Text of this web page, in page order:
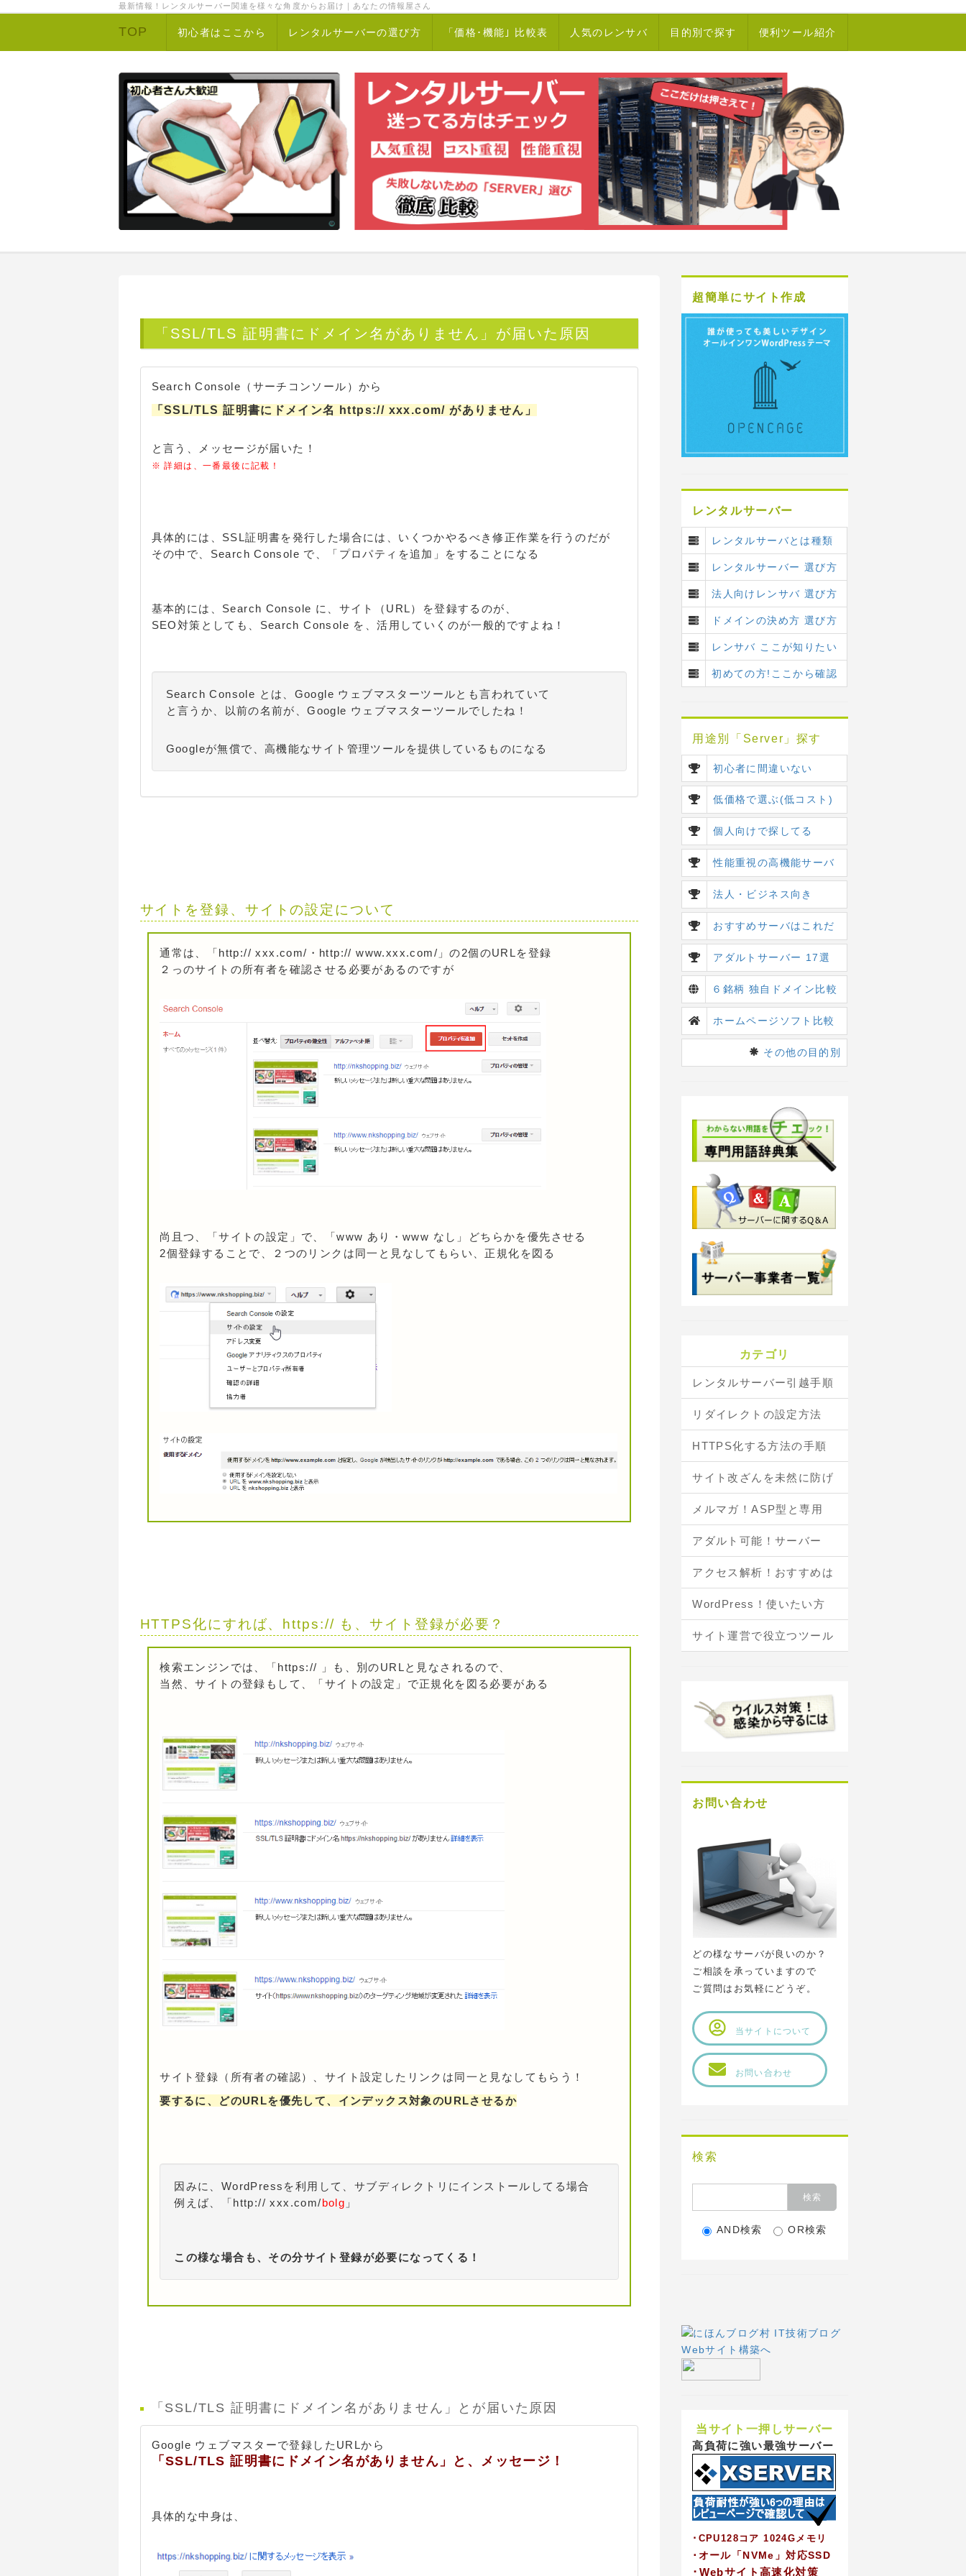
最新情報！レンタルサーバー関連を様々な角度からお届け｜あなたの情報屋さん
TOP 初心者はここから レンタルサーバーの選び方 「価格･機能｣ 比較表 人気のレンサバ 目的別で探す 便利ツール紹介
「SSL/TLS 証明書にドメイン名がありません」が届いた原因
Search Console（サーチコンソール）から
「SSL/TLS 証明書にドメイン名 https:// xxx.com/ がありません」
と言う、メッセージが届いた！
※ 詳細は、一番最後に記載！
具体的には、SSL証明書を発行した場合には、いくつかやるべき修正作業を行うのだが
その中で、Search Console で、「プロパティを追加」をすることになる
基本的には、Search Console に、サイト（URL）を登録するのが、
SEO対策としても、Search Console を、活用していくのが一般的ですよね！
Search Console とは、Google ウェブマスターツールとも言われていて
と言うか、以前の名前が、Google ウェブマスターツールでしたね！
Googleが無償で、高機能なサイト管理ツールを提供しているものになる
サイトを登録、サイトの設定について
通常は、「http:// xxx.com/・http:// www.xxx.com/」の2個のURLを登録
２っのサイトの所有者を確認させる必要があるのですが
尚且つ、「サイトの設定」で、「www あり・www なし」どちらかを優先させる
2個登録することで、２つのリンクは同一と見なしてもらい、正規化を図る
HTTPS化にすれば、https:// も、サイト登録が必要？
検索エンジンでは、「https:// 」も、別のURLと見なされるので、
当然、サイトの登録もして、「サイトの設定」で正規化を図る必要がある
サイト登録（所有者の確認）、サイト設定したリンクは同一と見なしてもらう！
要するに、どのURLを優先して、インデックス対象のURLさせるか
因みに、WordPressを利用して、サブディレクトリにインストールしてる場合
例えば、「http:// xxx.com/bolg 」
この様な場合も、その分サイト登録が必要になってくる！
「SSL/TLS 証明書にドメイン名がありません」とが届いた原因
Google ウェブマスターで登録したURLから
「SSL/TLS 証明書にドメイン名がありません」と、メッセージ！
具体的な中身は、
超簡単にサイト作成
レンタルサーバー
レンタルサーバとは種類
レンタルサーバー 選び方
法人向けレンサバ 選び方
ドメインの決め方 選び方
レンサバ ここが知りたい
初めての方!ここから確認
用途別「Server」探す
初心者に間違いない
低価格で選ぶ(低コスト)
個人向けで探してる
性能重視の高機能サーバ
法人・ビジネス向き
おすすめサーバはこれだ
アダルトサーバー 17選
６銘柄 独自ドメイン比較
ホームページソフト比較
その他の目的別
カテゴリ
レンタルサーバー引越手順
リダイレクトの設定方法
HTTPS化する方法の手順
サイト改ざんを未然に防げ
メルマガ！ASP型と専用
アダルト可能！サーバー
アクセス解析！おすすめは
WordPress！使いたい方
サイト運営で役立つツール
お問い合わせ
どの様なサーバが良いのか？
ご相談を承っていますので
ご質問はお気軽にどうぞ。
当サイトについて
お問い合わせ
検索
AND検索 OR検索
当サイト一押しサーバー
高負荷に強い最強サーバー
･CPU128コア 1024Gメモリ
･オール「NVMe」対応SSD
･Webサイト高速化対策